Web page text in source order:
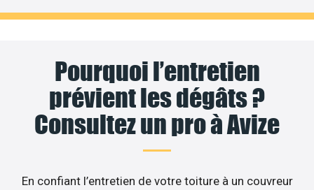
Pourquoi l’entretien
prévient les dégâts ?
Consultez un pro à Avize
En confiant l’entretien de votre toiture à un couvreur